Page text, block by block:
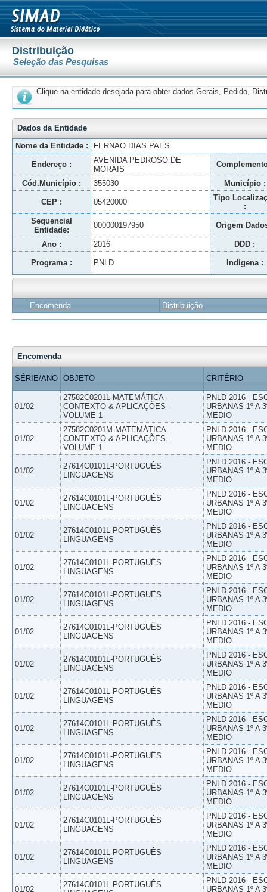
Distribuição
Seleção das Pesquisas
Clique na entidade desejada para obter dados Gerais, Pedido,
Dados da Entidade
Nome da Entidade :
FERNAO DIAS PAES
Endereço :
AVENIDA PEDROSO DE
MORAIS
Cód.Município : 355030 Município :
CEP : 05420000
Tipo
:
Sequencial
Entidade:
000000197950 Origem
Ano : 2016 DDD :
Programa : PNLD Indígena :
Encomenda Distribuição
Encomenda
SÉRIE/ANO OBJETO CRITÉRIO
01/02
27582C0201L-MATEMÁTICA -
CONTEXTO & APLICAÇÕES -
VOLUME 1
PNLD 2016 -
URBANAS 1º A
MEDIO
01/02
27582C0201M-MATEMÁTICA -
CONTEXTO & APLICAÇÕES -
VOLUME 1
PNLD 2016 -
URBANAS 1º A
MEDIO
01/02
27614C0101L-PORTUGUÊS
LINGUAGENS
PNLD 2016 -
URBANAS 1º A
MEDIO
01/02
27614C0101L-PORTUGUÊS
LINGUAGENS
PNLD 2016 -
URBANAS 1º A
MEDIO
01/02
27614C0101L-PORTUGUÊS
LINGUAGENS
PNLD 2016 -
URBANAS 1º A
MEDIO
01/02
27614C0101L-PORTUGUÊS
LINGUAGENS
PNLD 2016 -
URBANAS 1º A
MEDIO
01/02
27614C0101L-PORTUGUÊS
LINGUAGENS
PNLD 2016 -
URBANAS 1º A
MEDIO
01/02
27614C0101L-PORTUGUÊS
LINGUAGENS
PNLD 2016 -
URBANAS 1º A
MEDIO
01/02
27614C0101L-PORTUGUÊS
LINGUAGENS
PNLD 2016 -
URBANAS 1º A
MEDIO
01/02
27614C0101L-PORTUGUÊS
LINGUAGENS
PNLD 2016 -
URBANAS 1º A
MEDIO
01/02
27614C0101L-PORTUGUÊS
LINGUAGENS
PNLD 2016 -
URBANAS 1º A
MEDIO
01/02
27614C0101L-PORTUGUÊS
LINGUAGENS
PNLD 2016 -
URBANAS 1º A
MEDIO
01/02
27614C0101L-PORTUGUÊS
LINGUAGENS
PNLD 2016 -
URBANAS 1º A
MEDIO
01/02
27614C0101L-PORTUGUÊS
LINGUAGENS
PNLD 2016 -
URBANAS 1º A
MEDIO
01/02
27614C0101L-PORTUGUÊS
LINGUAGENS
PNLD 2016 -
URBANAS 1º A
MEDIO
01/02
27614C0101L-PORTUGUÊS
PNLD 2016 -
URBANAS 1º A